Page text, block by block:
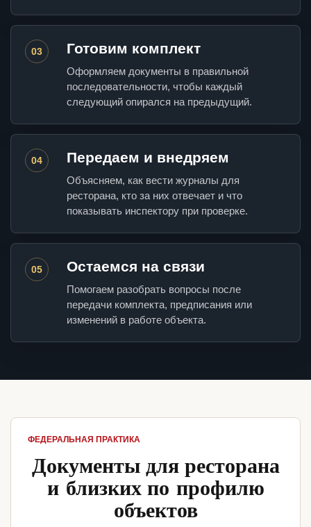
03 Готовим комплект
Оформляем документы в правильной
последовательности, чтобы каждый
следующий опирался на предыдущий.
04 Передаем и внедряем
Объясняем, как вести журналы для
ресторана, кто за них отвечает и что
показывать инспектору при проверке.
05 Остаемся на связи
Помогаем разобрать вопросы после
передачи комплекта, предписания или
изменений в работе объекта.
ФЕДЕРАЛЬНАЯ ПРАКТИКА
Документы для ресторана
и близких по профилю
объектов